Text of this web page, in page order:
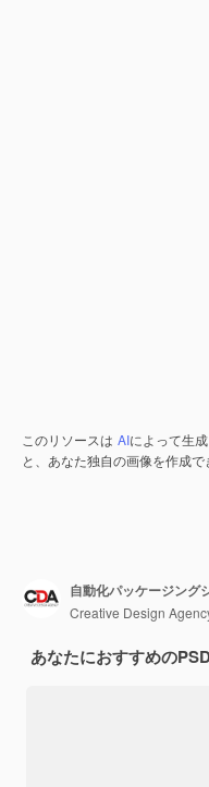
このリソースは AIによって生
と、あなた独自の画像を作成で
自動化パッケージング
Creative Design
あなたにおすすめの